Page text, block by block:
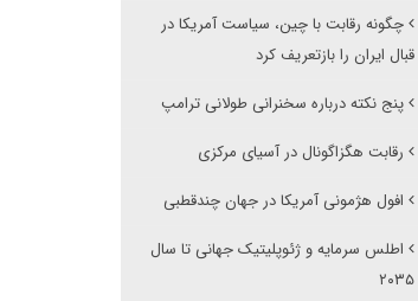
چگونه رقابت با چین، سیاست آمریکا در
قبال ایران را بازتعریف کرد
پنج نکته درباره سخنرانی طولانی ترامپ
رقابت هگزاگونال در آسیای مرکزی
افول هژمونی آمریکا در جهان چندقطبی
اطلس سرمایه و ژئوپلیتیک جهانی تا سال
۲۰۳۵